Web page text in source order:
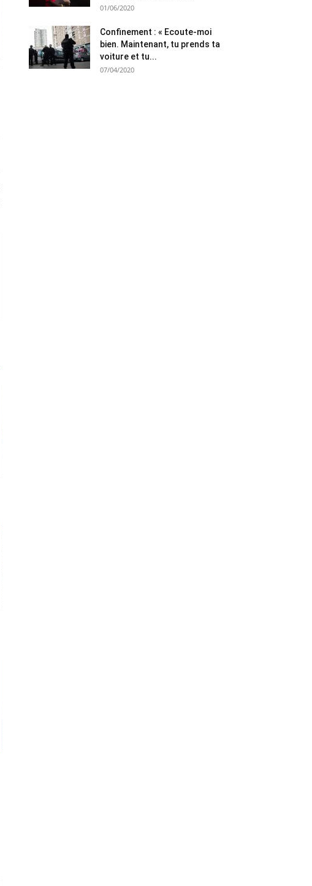
01/06/2020
Confinement : « Ecoute-moi
bien. Maintenant, tu prends ta
voiture et tu...
07/04/2020